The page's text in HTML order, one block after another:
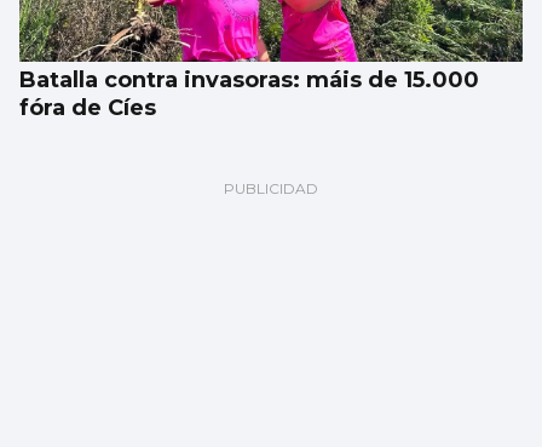
Batalla contra invasoras: máis de 15.000
fóra de Cíes